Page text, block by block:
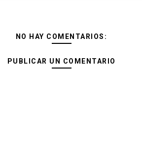
NO HAY COMENTARIOS:
PUBLICAR UN COMENTARIO